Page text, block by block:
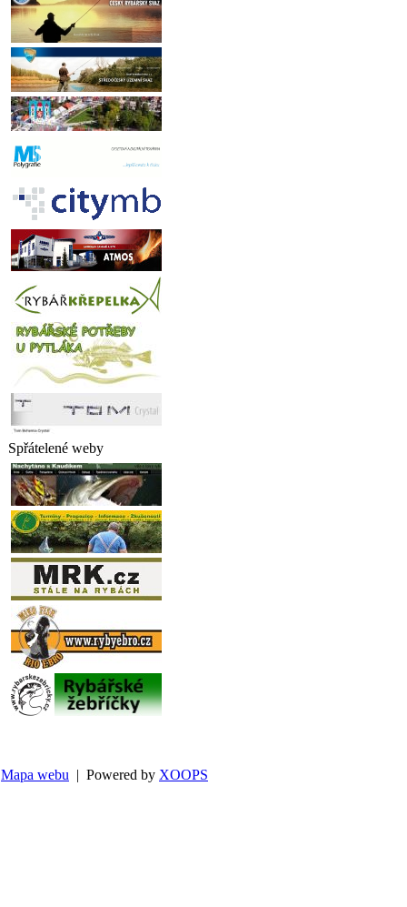
Spřátelené weby
Mapa webu | Powered by XOOPS